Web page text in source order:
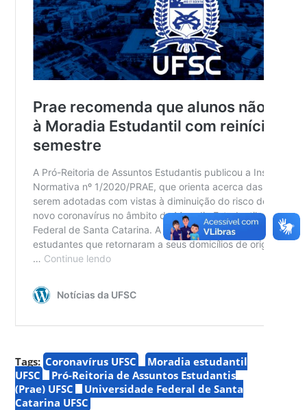
Tags: Coronavírus UFSC
Moradia estudantil
UFSC
Pró-Reitoria de Assuntos Estudantis
(Prae) UFSC
Universidade Federal de Santa
Catarina UFSC